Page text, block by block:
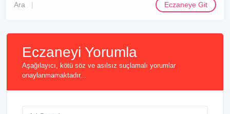
Ara Eczaneye Git
Eczaneyi Yorumla
Aşağılayıcı, kötü söz ve asılsız suçlamalı yorumlar
onaylanmamaktadır...